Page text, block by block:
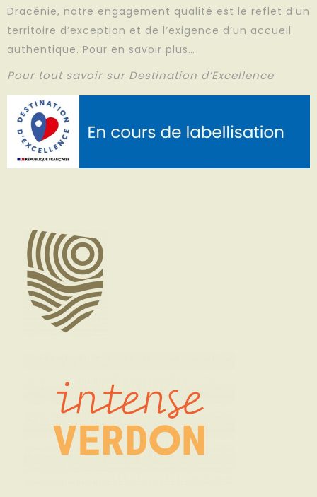
Dracénie, notre engagement qualité est le reflet d’un
territoire d’exception et de l’exigence d’un accueil
authentique. Pour en savoir plus…
Pour tout savoir sur Destination d’Excellence